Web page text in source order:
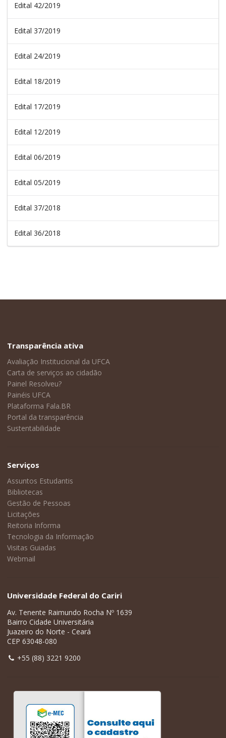
Edital 42/2019
Edital 37/2019
Edital 24/2019
Edital 18/2019
Edital 17/2019
Edital 12/2019
Edital 06/2019
Edital 05/2019
Edital 37/2018
Edital 36/2018
Transparência ativa
Avaliação Institucional da UFCA
Carta de serviços ao cidadão
Painel Resolveu?
Painéis UFCA
Plataforma Fala.BR
Portal da transparência
Sustentabilidade
Serviços
Assuntos Estudantis
Bibliotecas
Gestão de Pessoas
Licitações
Reitoria Informa
Tecnologia da Informação
Visitas Guiadas
Webmail
Universidade Federal do Cariri
Av. Tenente Raimundo Rocha Nº 1639
Bairro Cidade Universitária
Juazeiro do Norte - Ceará
CEP 63048-080
+55 (88) 3221 9200